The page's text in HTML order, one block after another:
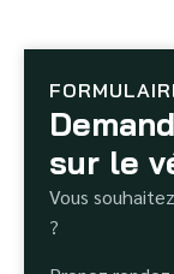
sur le
Vous
?